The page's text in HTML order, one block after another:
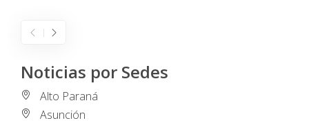
Noticias por Sedes
Alto Paraná
Asunción